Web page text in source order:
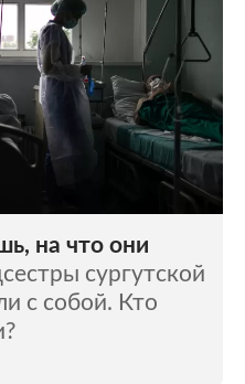
на что они
сургутской
с собой. Кто